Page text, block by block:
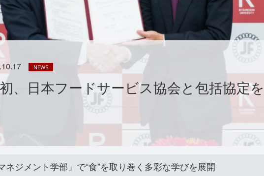
NEWS
、日本フードサービス協会と包括協定
ネジメント学部」で“食”を取り巻く多彩な学びを展開